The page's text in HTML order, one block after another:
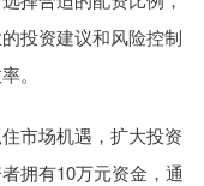
投资建议和风险控制
。
市场机遇，扩大投资
拥有10万元资金，通